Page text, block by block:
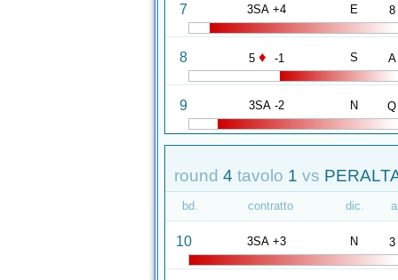
7 3SA +4 E 8
8 5 ♦ -1 S A
9 3SA -2 N Q
round 4 tavolo 1 vs
bd. contratto dic.
10 3SA +3 N 3